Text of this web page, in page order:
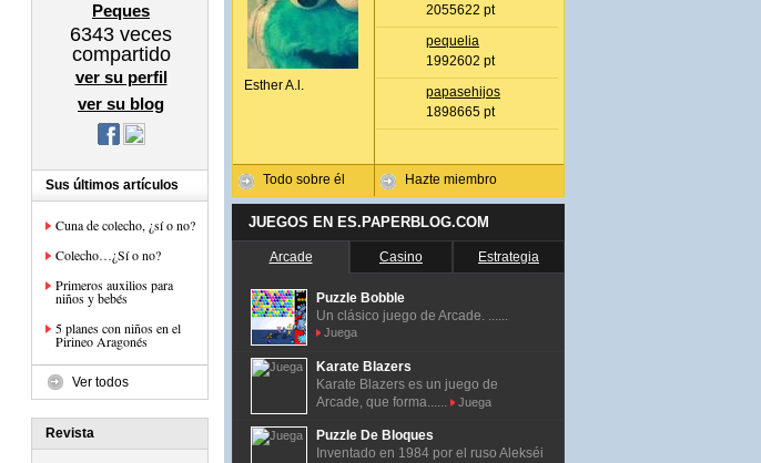
Peques
6343 veces
compartido
ver su perfil
ver su blog
Sus últimos artículos
Cuna de colecho, ¿sí o no?
Colecho…¿Sí o no?
Primeros auxilios para
niños y bebés
5 planes con niños en el
Pirineo Aragonés
Ver todos
Revista
Esther A.l.
Todo sobre él
2055622 pt
pequelia
1992602 pt
papasehijos
1898665 pt
Hazte miembro
JUEGOS EN ES.PAPERBLOG.COM
Arcade Casino Estrategia
Puzzle Bobble
Un clásico juego de Arcade. ......
Juega
Karate Blazers
Karate Blazers es un juego de
Arcade, que forma......
Juega
Puzzle De Bloques
Inventado en 1984 por el ruso Alekséi